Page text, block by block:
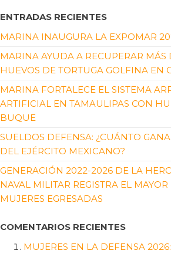
ENTRADAS RECIENTES
MARINA INAUGURA LA EXPOMAR
MARINA AYUDA A RECUPERAR MÁS
HUEVOS DE TORTUGA GOLFINA EN
MARINA FORTALECE EL SISTEMA
ARTIFICIAL EN TAMAULIPAS CON
BUQUE
SUELDOS DEFENSA: ¿CUÁNTO
DEL EJÉRCITO MEXICANO?
GENERACIÓN 2022-2026 DE LA
NAVAL MILITAR REGISTRA EL
MUJERES EGRESADAS
COMENTARIOS RECIENTES
MUJERES EN LA DEFENSA